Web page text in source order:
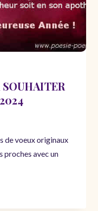
SOUHAITER
de voeux originaux
proches avec un